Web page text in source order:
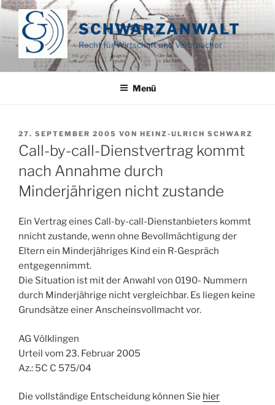
Zum
springen
SCHWARZANWALT
Recht für Wirtschaft und Verbraucher
Menü
VERÖFFENTLICHT
AM
27. SEPTEMBER 2005 VON HEINZ-ULRICH SCHWARZ
Call-by-call-Dienstvertrag kommt
nach Annahme durch
Minderjährigen nicht zustande
Ein Vertrag eines Call-by-call-Dienstanbieters kommt
nnicht zustande, wenn ohne Bevollmächtigung der
Eltern ein Minderjähriges Kind ein R-Gespräch
entgegennimmt.
Die Situation ist mit der Anwahl von 0190- Nummern
durch Minderjährige nicht vergleichbar. Es liegen keine
Grundsätze einer Anscheinsvollmacht vor.
AG Völklingen
Urteil vom 23. Februar 2005
Az.: 5C C 575/04
Die vollständige Entscheidung können Sie hier